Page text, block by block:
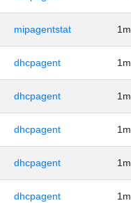
mipagentstat 1m
dhcpagent 1m
dhcpagent 1m
dhcpagent 1m
dhcpagent 1m
dhcpagent 1m